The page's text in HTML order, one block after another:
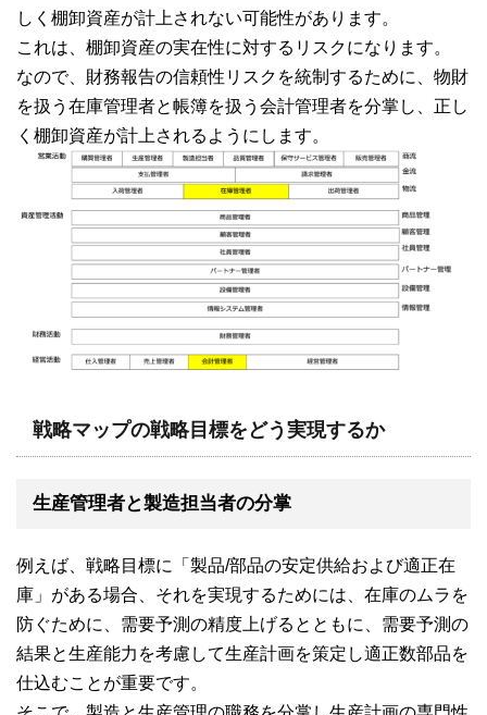
しく棚卸資産が計上されない可能性があります。
これは、棚卸資産の実在性に対するリスクになります。
なので、財務報告の信頼性リスクを統制するために、物財
を扱う在庫管理者と帳簿を扱う会計管理者を分掌し、正し
く棚卸資産が計上されるようにします。
戦略マップの戦略目標をどう実現するか
生産管理者と製造担当者の分掌
例えば、戦略目標に「製品/部品の安定供給および適正在
庫」がある場合、それを実現するためには、在庫のムラを
防ぐために、需要予測の精度上げるとともに、需要予測の
結果と生産能力を考慮して生産計画を策定し適正数部品を
仕込むことが重要です。